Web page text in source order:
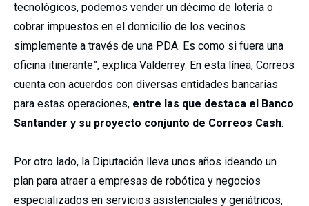
tecnológicos, podemos vender un décimo de lotería o
cobrar impuestos en el domicilio de los vecinos
simplemente a través de una PDA. Es como si fuera una
oficina itinerante”, explica Valderrey. En esta línea, Correos
cuenta con acuerdos con diversas entidades bancarias
para estas operaciones, entre las que destaca el Banco
Santander y su proyecto conjunto de Correos Cash.
Por otro lado, la Diputación lleva unos años ideando un
plan para atraer a empresas de robótica y negocios
especializados en servicios asistenciales y geriátricos,